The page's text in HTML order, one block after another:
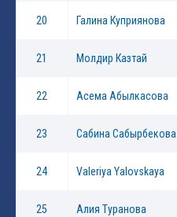
20 Галина Куприянова
21 Молдир Казтай
22 Асема Абылкасова
23 Сабина Сабырбекова
24 Valeriya Yalovskaya
25 Алия Туранова